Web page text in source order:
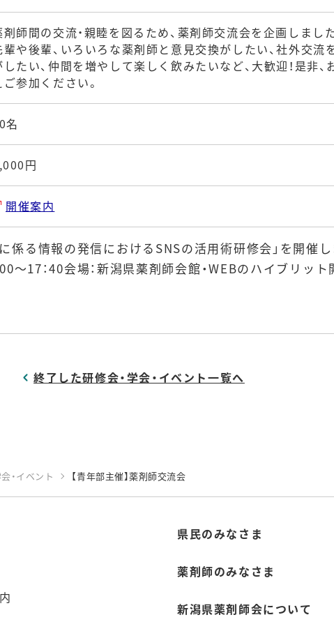
剤師間の交流・親睦を図るため、薬剤師交流会を企画しました
輩や後輩、いろいろな薬剤師と意見交換がしたい、社外交流
したい、仲間を増やして楽しく飲みたいなど、大歓迎！是非、
ご参加ください。
名
円
開催案内
に係る情報の発信におけるSNSの活用術研修会」を開催
～17：40会場：新潟県薬剤師会館・WEBのハイブリット
終了した研修会・学会・イベント一覧へ
・イベント 【青年部主催】薬剤師交流会
県民のみなさま
薬剤師のみなさま
新潟県薬剤師会について